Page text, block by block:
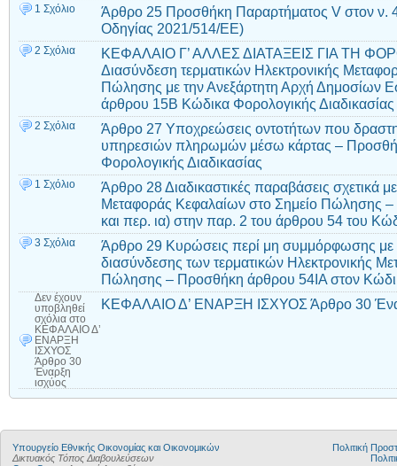
1 Σχόλιο
Άρθρο 25 Προσθήκη Παραρτήματος V στον ν.
Οδηγίας 2021/514/ΕΕ)
2 Σχόλια
ΚΕΦΑΛΑΙΟ Γ’ ΑΛΛΕΣ ΔΙΑΤΑΞΕΙΣ ΓΙΑ ΤΗ
Διασύνδεση τερματικών Ηλεκτρονικής
Πώλησης με την Ανεξάρτητη Αρχή Δημοσίων
άρθρου 15Β Κώδικα Φορολογικής Διαδικασίας
2 Σχόλια
Άρθρο 27 Υποχρεώσεις οντοτήτων που
υπηρεσιών πληρωμών μέσω κάρτας –
Φορολογικής Διαδικασίας
1 Σχόλιο
Άρθρο 28 Διαδικαστικές παραβάσεις σχετικά
Μεταφοράς Κεφαλαίων στο Σημείο Πώλησης
και περ. ια) στην παρ. 2 του άρθρου 54 του
3 Σχόλια
Άρθρο 29 Κυρώσεις περί μη συμμόρφωσης με
διασύνδεσης των τερματικών Ηλεκτρονικής
Πώλησης – Προσθήκη άρθρου 54ΙΑ στον
Δεν έχουν
υποβληθεί
σχόλια στο
ΚΕΦΑΛΑΙΟ Δ’
ΕΝΑΡΞΗ
ΙΣΧΥΟΣ
Άρθρο 30
Έναρξη
ισχύος
ΚΕΦΑΛΑΙΟ Δ’ ΕΝΑΡΞΗ ΙΣΧΥΟΣ Άρθρο 30
Υπουργείο Εθνικής Οικονομίας και Οικονομικών
Δικτυακός Τόπος Διαβουλεύσεων
Πολιτική